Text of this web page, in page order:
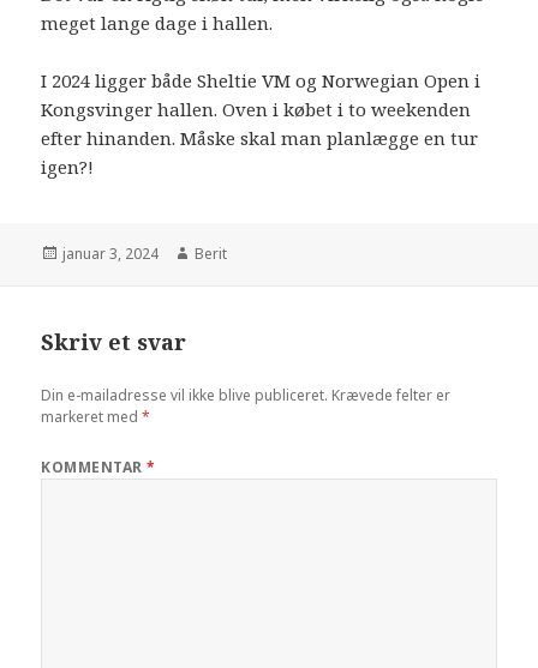
meget lange dage i hallen.
I 2024 ligger både Sheltie VM og Norwegian Open i
Kongsvinger hallen. Oven i købet i to weekenden
efter hinanden. Måske skal man planlægge en tur
igen?!
januar 3, 2024 Berit
Skriv et svar
Din e-mailadresse vil ikke blive publiceret. Krævede felter er
markeret med*
KOMMENTAR*